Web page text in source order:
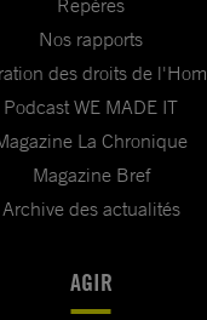
Repères
Nos rapports
des droits de
Podcast WE MADE IT
La Chronique
Magazine Bref
Archive des actualités
AGIR